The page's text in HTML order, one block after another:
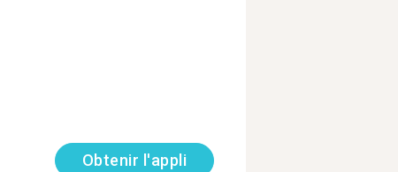
Obtenir l'appli